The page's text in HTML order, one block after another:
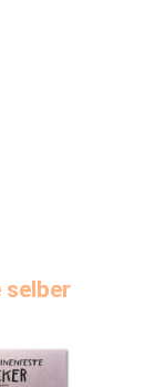
selber